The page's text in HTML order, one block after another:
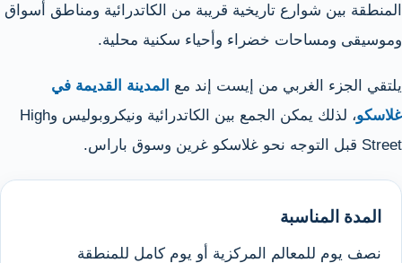
المنطقة بين شوارع تاريخية قريبة من الكاتدرائية ومناطق أسواق
وموسيقى ومساحات خضراء وأحياء سكنية محلية.
يلتقي الجزء الغربي من إيست إند مع المدينة القديمة في
غلاسكو
، لذلك يمكن الجمع بين الكاتدرائية ونيكروبوليس وHigh
Street قبل التوجه نحو غلاسكو غرين وسوق باراس.
المدة المناسبة
نصف يوم للمعالم المركزية أو يوم كامل للمنطقة